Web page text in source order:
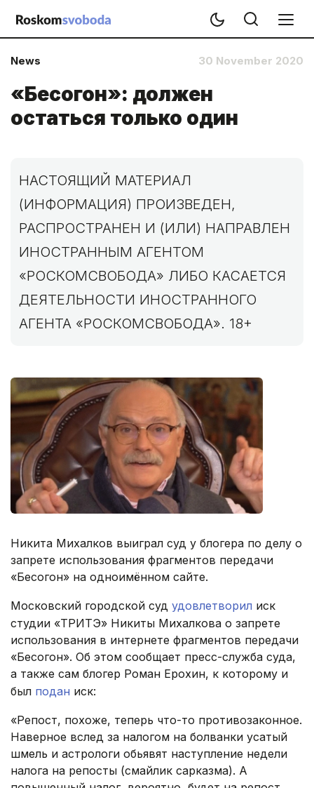
News 30 November 2020
«Бесогон»: должен
остаться только один
НАСТОЯЩИЙ МАТЕРИАЛ
(ИНФОРМАЦИЯ) ПРОИЗВЕДЕН,
РАСПРОСТРАНЕН И (ИЛИ) НАПРАВЛЕН
ИНОСТРАННЫМ АГЕНТОМ
«РОСКОМСВОБОДА» ЛИБО КАСАЕТСЯ
ДЕЯТЕЛЬНОСТИ ИНОСТРАННОГО
АГЕНТА «РОСКОМСВОБОДА». 18+
Никита Михалков выиграл суд у блогера по делу о
запрете использования фрагментов передачи
«Бесогон» на одноимённом сайте.
Московский городской суд удовлетворил иск
студии «ТРИТЭ» Никиты Михалкова о запрете
использования в интернете фрагментов передачи
«Бесогон». Об этом сообщает пресс-служба суда,
а также сам блогер Роман Ерохин, к которому и
был подан иск:
«Репост, похоже, теперь что-то противозаконное.
Наверное вслед за налогом на болванки усатый
шмель и астрологи обьявят наступление недели
налога на репосты (смайлик сарказма). А